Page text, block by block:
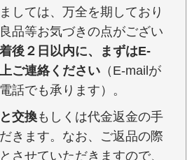
しては、万全を期しており
品等お気づきの点がござい
後２日以内に、まずはE-
ご連絡ください （E-mailが
話でも承ります）。
交換もしくは代金返金の手
きます。なお、ご返品の際
させていただきますので、